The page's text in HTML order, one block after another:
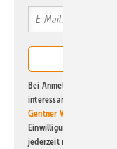
Bei Anmeldung zu
interessante Verlags-
Gentner Verlag GmbH &
Einwilligung kann ich
jederzeit möglich.